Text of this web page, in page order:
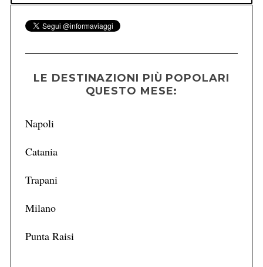
LE DESTINAZIONI PIÙ POPOLARI
QUESTO MESE:
Napoli
Catania
Trapani
Milano
Punta Raisi